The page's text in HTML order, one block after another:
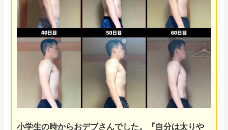
小学生の時からおデブさんでした。 『自分は太りや